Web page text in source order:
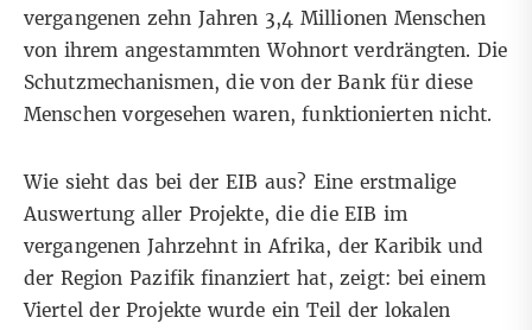
vergangenen zehn Jahren 3,4 Millionen Menschen
von ihrem angestammten Wohnort verdrängten. Die
Schutzmechanismen, die von der Bank für diese
Menschen vorgesehen waren, funktionierten nicht.
Wie sieht das bei der EIB aus? Eine erstmalige
Auswertung aller Projekte, die die EIB im
vergangenen Jahrzehnt in Afrika, der Karibik und
der Region Pazifik finanziert hat, zeigt: bei einem
Viertel der Projekte wurde ein Teil der lokalen